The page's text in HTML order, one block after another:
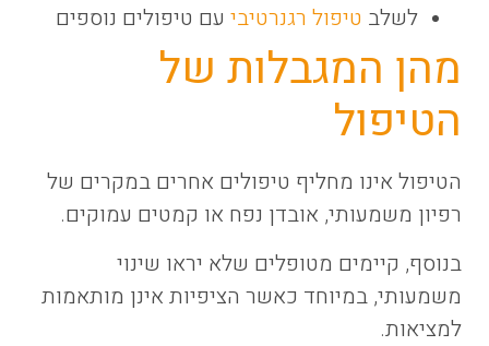
לשלב טיפול רגנרטיבי עם טיפולים נוספים
מהן המגבלות של
הטיפול
הטיפול אינו מחליף טיפולים אחרים במקרים של
רפיון משמעותי, אובדן נפח או קמטים עמוקים.
בנוסף, קיימים מטופלים שלא יראו שינוי
משמעותי, במיוחד כאשר הציפיות אינן מותאמות
למציאות.